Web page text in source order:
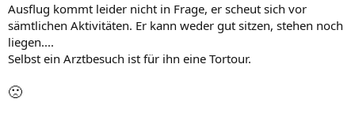
Ausflug kommt leider nicht in Frage, er scheut sich vor
sämtlichen Aktivitäten. Er kann weder gut sitzen, stehen noch
liegen....
Selbst ein Arztbesuch ist für ihn eine Tortour.
🙁